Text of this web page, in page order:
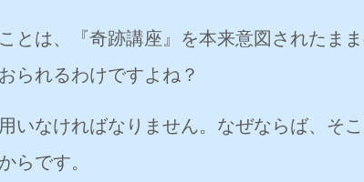
とは、『奇跡講座』を本来意図されたま
られるわけですよね？
なければなりません。なぜならば、そこ
らです。